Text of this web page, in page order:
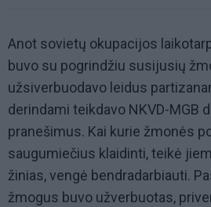
Anot sovietų okupacijos
buvo su pogrindžiu susijusių
užsiverbuodavo leidus
derindami teikdavo NKVD-MGB
pranešimus. Kai kurie žmonės
saugumiečius klaidinti, teikė
žinias, vengė bendradarbiauti.
žmogus buvo užverbuotas,